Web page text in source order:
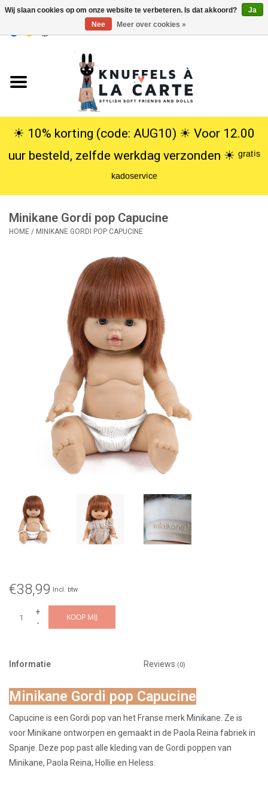
USD
Knuffels
Poppen
SALE
Cadeauservice
☀︎ 10% korting (code: AUG10) ☀︎ Voor 12.00
uur besteld, zelfde werkdag verzonden ☀︎ ᵍʳᵃᵗⁱˢ
ᵏᵃᵈᵒˢᵉʳᵛⁱᶜᵉ
Minikane Gordi pop Capucine
HOME / MINIKANE GORDI POP CAPUCINE
€38,99 Incl. btw
+
-
KOOP MIJ
Informatie Reviews (0)
Minikane Gordi pop Capucine
Capucine is een Gordi pop van het Franse merk Minikane. Ze is
voor Minikane ontworpen en gemaakt in de Paola Reina fabriek in
Spanje. Deze pop past alle kleding van de Gordi poppen van
Minikane, Paola Reina, Hollie en Heless.
Wij slaan cookies op om onze website te verbeteren. Is dat akkoord?
Ja
Nee
Meer over cookies »